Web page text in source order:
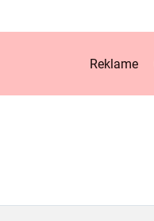
Reklame